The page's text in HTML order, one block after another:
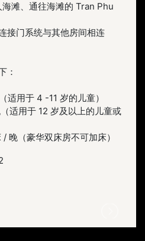
滩、通往海滩的 Tran Phu
接门系统与其他房间相连
：
适用于 4 -11 岁的儿童）
适用于 12 岁及以上的儿童或
（豪华双床房不可加床）